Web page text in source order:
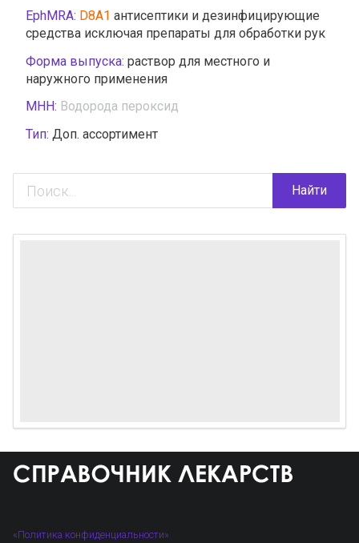
EphMRA: D8A1 антисептики и дезинфицирующие
средства исключая препараты для обработки рук
Форма выпуска: раствор для местного и
наружного применения
МНН: Водорода пероксид
Тип: Доп. ассортимент
Найти
«Политика конфиденциальности»